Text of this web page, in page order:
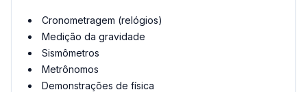
Cronometragem (relógios)
Medição da gravidade
Sismômetros
Metrônomos
Demonstrações de física